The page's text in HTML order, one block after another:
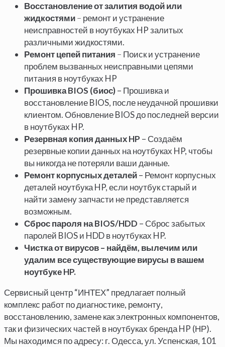
Восстановление от залития водой или
жидкостями– ремонт и устранение
неисправностей в ноутбуках HP залитых
различными жидкостями.
Ремонт цепей питания – Поиск и устранение
проблем вызванных неисправными цепями
питания в ноутбуках HP
Прошивка BIOS (биос)– Прошивка и
восстановление BIOS, после неудачной прошивки
клиентом. Обновление BIOS до последней версии
в ноутбуках HP.
Резервная копия данных HP – Создаём
резервные копии данных на ноутбуках HP, чтобы
вы никогда не потеряли ваши данные.
Ремонт корпусных деталей– Ремонт корпусных
деталей ноутбука HP, если ноутбук старый и
найти замену запчасти не представляется
возможным.
Сброс пароля на BIOS/HDD – Сброс забытых
паролей BIOS и HDD в ноутбуках HP.
Чистка от вирусов – найдём, вылечим или
удалим все существующие вирусы в вашем
ноутбуке HP.
Сервисный центр “ИНТЕХ” предлагает полный
комплекс работ по диагностике, ремонту,
восстановлению, замене как электронных компонентов,
так и физических частей в ноутбуках бренда HP (НР).
Мы находимся по адресу: г. Одесса, ул. Успенская, 101